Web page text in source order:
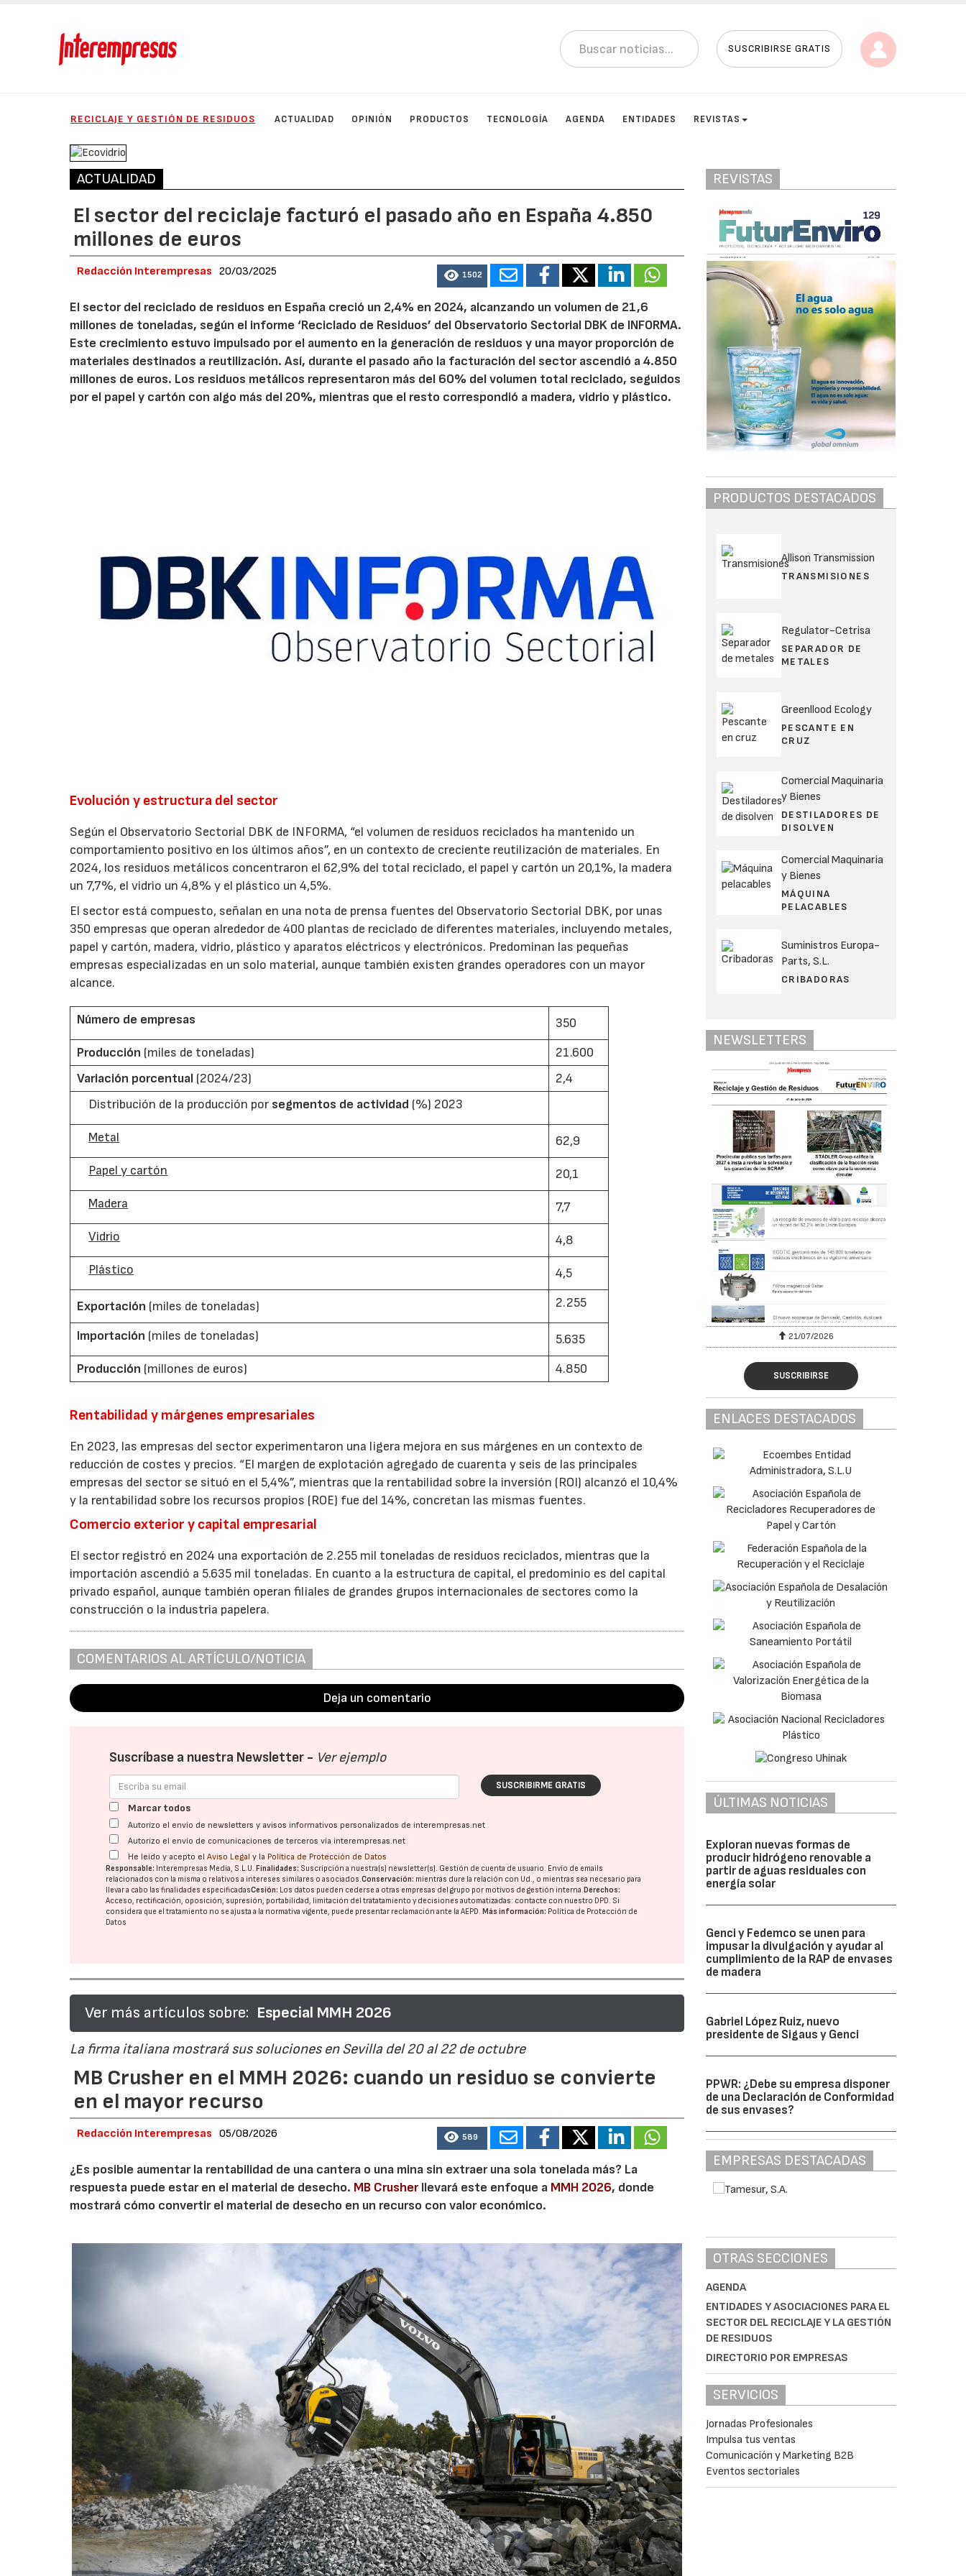
SUSCRIBIRSE GRATIS
RECICLAJE Y GESTIÓN DE RESIDUOS ACTUALIDAD OPINIÓN PRODUCTOS TECNOLOGÍA AGENDA ENTIDADES REVISTAS
ACTUALIDAD
El sector del reciclaje facturó el pasado año en España 4.850
millones de euros
Redacción Interempresas 20/03/2025 1502
El sector del reciclado de residuos en España creció un 2,4% en 2024, alcanzando un volumen de 21,6
millones de toneladas, según el informe ‘Reciclado de Residuos’ del Observatorio Sectorial DBK de INFORMA.
Este crecimiento estuvo impulsado por el aumento en la generación de residuos y una mayor proporción de
materiales destinados a reutilización. Así, durante el pasado año la facturación del sector ascendió a 4.850
millones de euros. Los residuos metálicos representaron más del 60% del volumen total reciclado, seguidos
por el papel y cartón con algo más del 20%, mientras que el resto correspondió a madera, vidrio y plástico.
Evolución y estructura del sector
Según el Observatorio Sectorial DBK de INFORMA, “el volumen de residuos reciclados ha mantenido un
comportamiento positivo en los últimos años”, en un contexto de creciente reutilización de materiales. En
2024, los residuos metálicos concentraron el 62,9% del total reciclado, el papel y cartón un 20,1%, la madera
un 7,7%, el vidrio un 4,8% y el plástico un 4,5%.
El sector está compuesto, señalan en una nota de prensa fuentes del Observatorio Sectorial DBK, por unas
350 empresas que operan alrededor de 400 plantas de reciclado de diferentes materiales, incluyendo metales,
papel y cartón, madera, vidrio, plástico y aparatos eléctricos y electrónicos. Predominan las pequeñas
empresas especializadas en un solo material, aunque también existen grandes operadores con un mayor
alcance.
Número de empresas
350
Producción (miles de toneladas)
21.600
Variación porcentual (2024/23)
2,4
Distribución de la producción por segmentos de actividad (%) 2023
Metal
62,9
Papel y cartón
20,1
Madera
7,7
Vidrio
4,8
Plástico
4,5
Exportación (miles de toneladas) 2.255
Importación (miles de toneladas)
5.635
Producción (millones de euros) 4.850
Rentabilidad y márgenes empresariales
En 2023, las empresas del sector experimentaron una ligera mejora en sus márgenes en un contexto de
reducción de costes y precios. “El margen de explotación agregado de cuarenta y seis de las principales
empresas del sector se situó en el 5,4%”, mientras que la rentabilidad sobre la inversión (ROI) alcanzó el 10,4%
y la rentabilidad sobre los recursos propios (ROE) fue del 14%, concretan las mismas fuentes.
Comercio exterior y capital empresarial
El sector registró en 2024 una exportación de 2.255 mil toneladas de residuos reciclados, mientras que la
importación ascendió a 5.635 mil toneladas. En cuanto a la estructura de capital, el predominio es del capital
privado español, aunque también operan filiales de grandes grupos internacionales de sectores como la
construcción o la industria papelera.
COMENTARIOS AL ARTÍCULO/NOTICIA
Deja un comentario
Suscríbase a nuestra Newsletter - Ver ejemplo
SUSCRIBIRME GRATIS
Marcar todos
Autorizo el envío de newsletters y avisos informativos personalizados de interempresas.net
Autorizo el envío de comunicaciones de terceros vía interempresas.net
He leído y acepto elAviso Legal y la Política de Protección de Datos
Responsable: Interempresas Media, S.L.U.Finalidades: Suscripción a nuestra(s) newsletter(s). Gestión de cuenta de usuario. Envío de emails
relacionados con la misma o relativos a intereses similares o asociados.Conservación: mientras dure la relación con Ud., o mientras sea necesario para
llevar a cabo las finalidades especificadasCesión: Los datos pueden cederse a otras empresas del grupo por motivos de gestión interna.Derechos:
Acceso, rectificación, oposición, supresión, portabilidad, limitación del tratatamiento y decisiones automatizadas: contacte con nuestro DPD. Si
considera que el tratamiento no se ajusta a la normativa vigente, puede presentar reclamación ante laAEPD.Más información: Política de Protección de
Datos
Ver más artículos sobre: Especial MMH 2026
La firma italiana mostrará sus soluciones en Sevilla del 20 al 22 de octubre
MB Crusher en el MMH 2026: cuando un residuo se convierte
en el mayor recurso
Redacción Interempresas 05/08/2026 589
¿Es posible aumentar la rentabilidad de una cantera o una mina sin extraer una sola tonelada más? La
respuesta puede estar en el material de desecho. MB Crusherllevará este enfoque a MMH 2026, donde
mostrará cómo convertir el material de desecho en un recurso con valor económico.
REVISTAS
PRODUCTOS DESTACADOS
Allison Transmission
TRANSMISIONES
Regulator-Cetrisa
SEPARADOR DE
METALES
Greenllood Ecology
PESCANTE EN
CRUZ
Comercial Maquinaria
y Bienes
DESTILADORES DE
DISOLVEN
Comercial Maquinaria
y Bienes
MÁQUINA
PELACABLES
Suministros Europa-
Parts, S.L.
CRIBADORAS
NEWSLETTERS
21/07/2026
SUSCRIBIRSE
ENLACES DESTACADOS
ÚLTIMAS NOTICIAS
Exploran nuevas formas de
producir hidrógeno renovable a
partir de aguas residuales con
energía solar
Genci y Fedemco se unen para
impusar la divulgación y ayudar al
cumplimiento de la RAP de envases
de madera
Gabriel López Ruiz, nuevo
presidente de Sigaus y Genci
PPWR: ¿Debe su empresa disponer
de una Declaración de Conformidad
de sus envases?
EMPRESAS DESTACADAS
OTRAS SECCIONES
AGENDA
ENTIDADES Y ASOCIACIONES PARA EL
SECTOR DEL RECICLAJE Y LA GESTIÓN
DE RESIDUOS
DIRECTORIO POR EMPRESAS
SERVICIOS
Jornadas Profesionales
Impulsa tus ventas
Comunicación y Marketing B2B
Eventos sectoriales